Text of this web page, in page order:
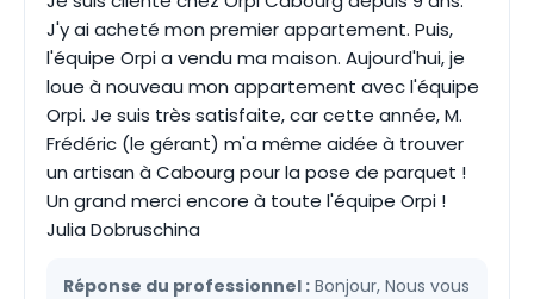
J'y ai acheté mon premier appartement. Puis,
l'équipe Orpi a vendu ma maison. Aujourd'hui, je
loue à nouveau mon appartement avec l'équipe
Orpi. Je suis très satisfaite, car cette année, M.
Frédéric (le gérant) m'a même aidée à trouver
un artisan à Cabourg pour la pose de parquet !
Un grand merci encore à toute l'équipe Orpi !
Julia Dobruschina
Réponse du professionnel : Bonjour, Nous vous